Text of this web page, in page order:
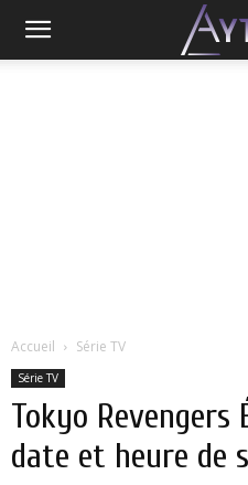
Accueil Série TV
Série TV
Tokyo Revengers
date et heure de